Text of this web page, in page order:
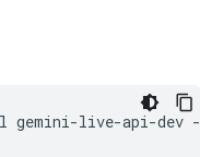
gemini-live-api-dev